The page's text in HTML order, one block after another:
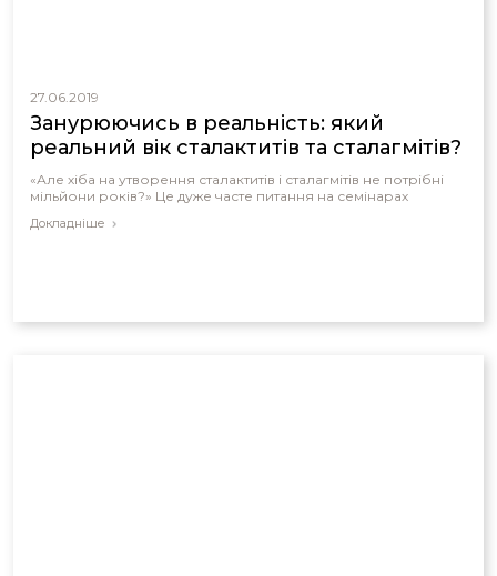
27.06.2019
Занурюючись в реальність: який
реальний вік сталактитів та сталагмітів?
«Але хіба на утворення сталактитів і сталагмітів не потрібні
мільйони років?» Це дуже часте питання на семінарах
Докладніше